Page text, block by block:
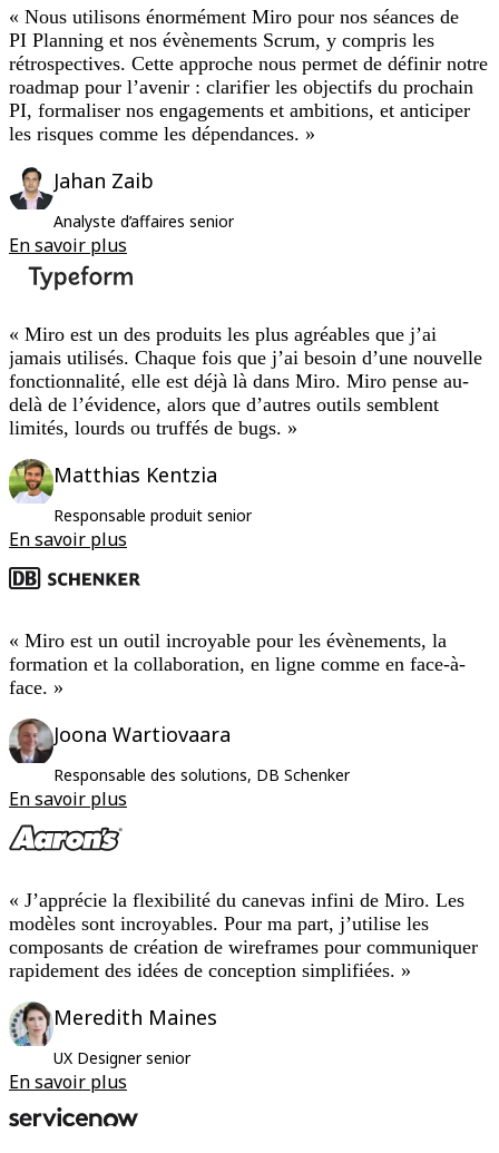
« Nous utilisons énormément Miro pour nos séances de
PI Planning et nos évènements Scrum, y compris les
rétrospectives. Cette approche nous permet de définir notre
roadmap pour l’avenir : clarifier les objectifs du prochain
PI, formaliser nos engagements et ambitions, et anticiper
les risques comme les dépendances. »
Jahan Zaib
Analyste d’affaires senior
En savoir plus
« Miro est un outil incroyable pour les évènements, la
formation et la collaboration, en ligne comme en face-à-
face. »
Joona Wartiovaara
Responsable des solutions, DB Schenker
En savoir plus
« Miro est un des produits les plus agréables que j’ai
jamais utilisés. Chaque fois que j’ai besoin d’une nouvelle
fonctionnalité, elle est déjà là dans Miro. Miro pense au-
delà de l’évidence, alors que d’autres outils semblent
limités, lourds ou truffés de bugs. »
Matthias Kentzia
Responsable produit senior
En savoir plus
« J’apprécie la flexibilité du canevas infini de Miro. Les
modèles sont incroyables. Pour ma part, j’utilise les
composants de création de wireframes pour communiquer
rapidement des idées de conception simplifiées. »
Meredith Maines
UX Designer senior
En savoir plus